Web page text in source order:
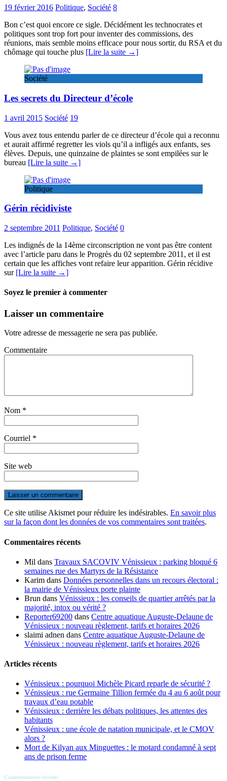
19 février 2016 Politique, Société 8
Bon c’est quoi encore ce sigle. Décidément les technocrates et
politiques sont trop fort pour inventer des commissions, des
réunions, mais semble moins efficace pour nous sortir, du RSA et du
chômage qui touche plus [Lire la suite →]
Société
Les secrets du Directeur d’école
1 avril 2015 Société 19
Vous avez tous entendu parler de ce directeur d’école qui a reconnu
et aurait affirmé regretter les viols qu’il a infligés aux enfants, ses
élèves. Depuis, une quinzaine de plaintes se sont empilées sur le
bureau [Lire la suite →]
Politique
Gérin récidiviste
2 septembre 2011 Politique, Société 0
Les indignés de la 14ème circonscription ne vont pas être content
avec l’article paru dans le Progrès du 02 septembre 2011, et il est
certain que les affiches vont refaire leur apparition. Gérin récidive
sur [Lire la suite →]
Soyez le premier à commenter
Laisser un commentaire
Votre adresse de messagerie ne sera pas publiée.
Commentaire
Nom *
Courriel *
Site web
Ce site utilise Akismet pour réduire les indésirables. En savoir plus
sur la façon dont les données de vos commentaires sont traitées.
Commentaires récents
Mil dans Travaux SACOVIV Vénissieux : parking bloqué 6
semaines rue des Martyrs de la Résistance
Karim dans Données personnelles dans un recours électoral :
la mairie de Vénissieux porte plainte
Brun dans Vénissieux : les conseils de quartier arrêtés par la
majorité, intox ou vérité ?
Reporter69200 dans Centre aquatique Auguste-Delaune de
Vénissieux : nouveau règlement, tarifs et horaires 2026
slaimi adnen dans Centre aquatique Auguste-Delaune de
Vénissieux : nouveau règlement, tarifs et horaires 2026
Articles récents
Vénissieux : pourquoi Michèle Picard reparle de sécurité ?
Vénissieux : rue Germaine Tillion fermée du 4 au 6 août pour
travaux d’eau potable
Vénissieux : derrière les débats politiques, les attentes des
habitants
Vénissieux : une école de natation municipale, et le CMOV
alors ?
Mort de Kilyan aux Minguettes : le motard condamné à sept
ans de prison ferme
Commentaires récents